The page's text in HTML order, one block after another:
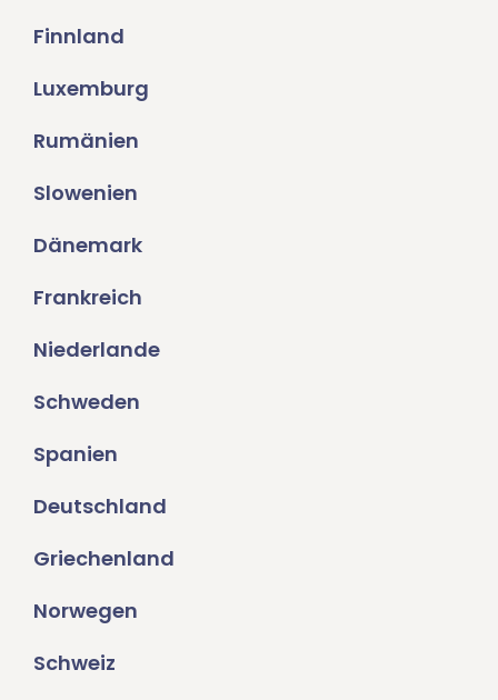
Finnland
Luxemburg
Rumänien
Slowenien
Dänemark
Frankreich
Niederlande
Schweden
Spanien
Deutschland
Griechenland
Norwegen
Schweiz